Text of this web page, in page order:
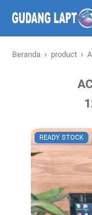
Beranda › product ›
READY STOCK